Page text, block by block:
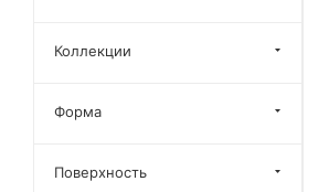
Коллекции
Форма
Поверхность